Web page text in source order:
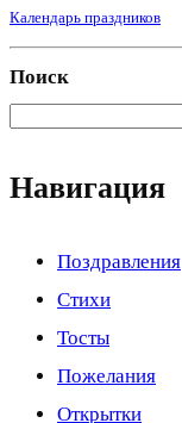
Календарь праздников
Поиск
Навигация
Поздравления
Стихи
Тосты
Пожелания
Открытки